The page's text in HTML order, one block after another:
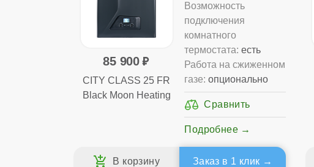
85 900
CITY CLASS 25 FR
Black Moon Heating
Возможность
подключения
комнатного
термостата: есть
Работа на сжиженном
газе: опционально
Подробнее
Заказ в 1 клик